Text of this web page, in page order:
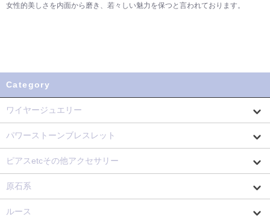
女性的美しさを内面から磨き、若々しい魅力を保つと言われております。
Category
ワイヤージュエリー
パワーストーンブレスレット
ピアスetcその他アクセサリー
原石系
ルース